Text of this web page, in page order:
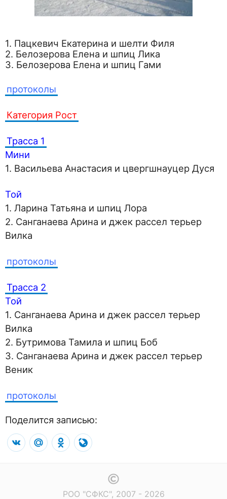
1. Пацкевич Екатерина и шелти Филя
2. Белозерова Елена и шпиц Лика
3. Белозерова Елена и шпиц Гами
протоколы
Категория Рост
Трасса 1
Мини
1. Васильева Анастасия и цвергшнауцер Дуся
Той
1. Ларина Татьяна и шпиц Лора
2. Санганаева Арина и джек рассел терьер
Вилка
протоколы
Трасса 2
Той
1. Санганаева Арина и джек рассел терьер
Вилка
2. Бутримова Тамила и шпиц Боб
3. Санганаева Арина и джек рассел терьер
Веник
протоколы
Поделится записью:
VK Mail.RuOdnoklassniki
РОО "СФКС", 2007 - 2026